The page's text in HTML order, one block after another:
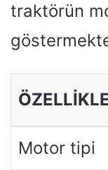
traktörün
Motor tipi